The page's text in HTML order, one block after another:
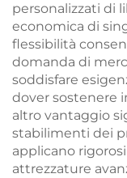
personalizzati di
economica di
flessibilità
domanda di
soddisfare
dover sostenere
altro vantaggio
stabilimenti dei
applicano
attrezzature